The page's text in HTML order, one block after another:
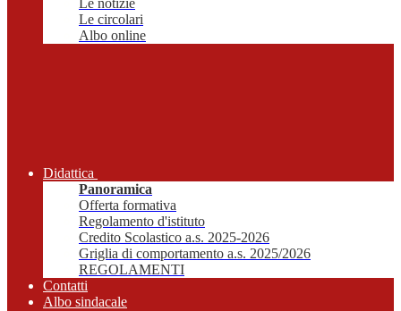
Le notizie
Le circolari
Albo online
Didattica
Panoramica
Offerta formativa
Regolamento d'istituto
Credito Scolastico a.s. 2025-2026
Griglia di comportamento a.s. 2025/2026
REGOLAMENTI
Contatti
Albo sindacale